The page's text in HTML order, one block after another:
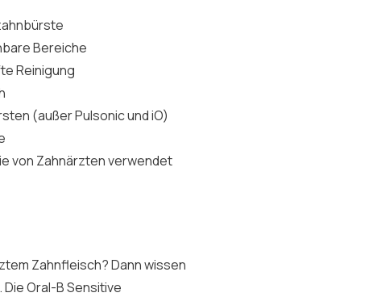
Bereiche
Reinigung
(außer Pulsonic und iO)
von Zahnärzten verwendet
Zahnfleisch? Dann wissen
Oral-B Sensitive